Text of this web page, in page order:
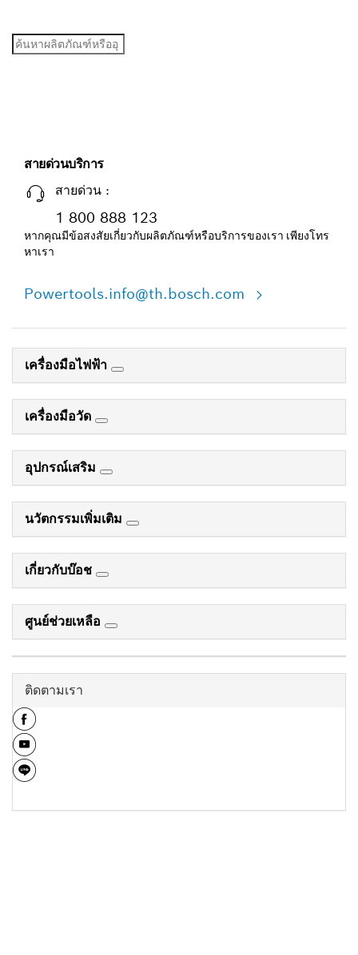
สายด่วนบริการ
สายด่วน :
1 800 888 123
หากคุณมีข้อสงสัยเกี่ยวกับผลิตภัณฑ์หรือบริการของเรา เพียงโทร
หาเรา
Powertools.info@th.bosch.com
เครื่องมือไฟฟ้า
เครื่องมือวัด
อุปกรณ์เสริม
นวัตกรรมเพิ่มเติม
เกี่ยวกับบ๊อช
ศูนย์ช่วยเหลือ
ติดตามเรา